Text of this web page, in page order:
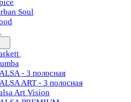
Soul
- 3 полосная
ART - 3 полосная
Art Vision